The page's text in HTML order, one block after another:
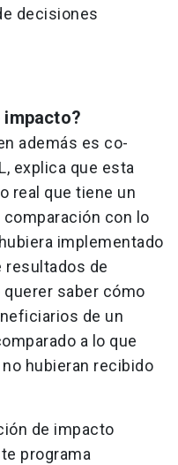
decisiones
impacto?
además es co-
explica que esta
real que tiene un
con lo
implementado
resultados de
saber cómo
de un
a lo que
hubieran recibido
de impacto
programa